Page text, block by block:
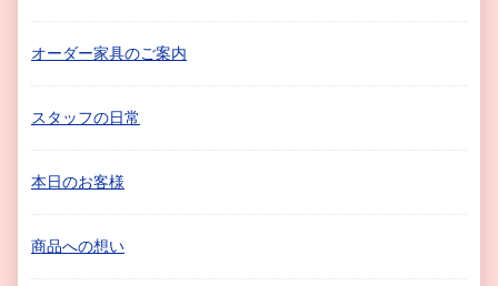
オーダー家具のご案内
スタッフの日常
本日のお客様
商品への想い